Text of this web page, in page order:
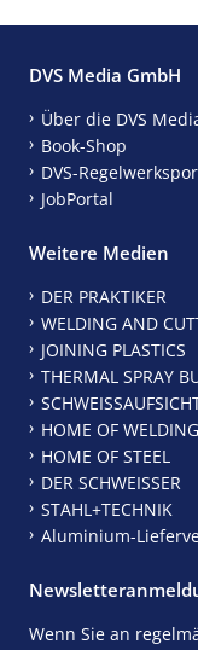
DVS Media GmbH
Über die DVS
Book-Shop
DVS-
JobPortal
Weitere Medien
DER PRAKTIKER
WELDING AND
JOINING PLASTICS
THERMAL SPRAY
HOME OF WELDING
HOME OF STEEL
DER SCHWEISSER
STAHL+TECHNIK
Aluminium-
Wenn Sie an